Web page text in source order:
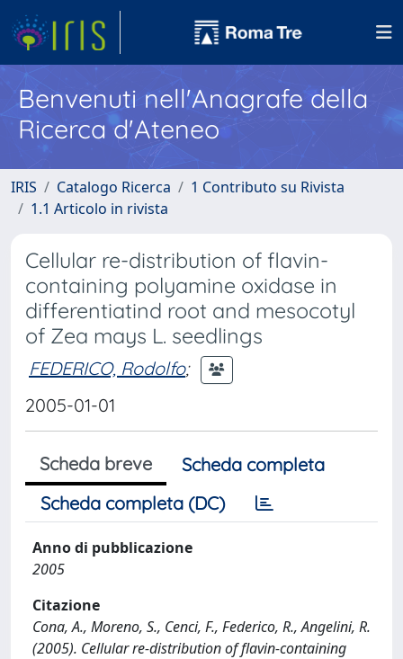
Benvenuti nell'Anagrafe della
Ricerca d'Ateneo
IRIS Catalogo Ricerca
1 Contributo su Rivista
1.1 Articolo in rivista
Cellular re-distribution of flavin-
containing polyamine oxidase in
differentiatind root and mesocotyl
of Zea mays L. seedlings
FEDERICO, Rodolfo;
2005-01-01
Scheda breve
Scheda completa
Scheda completa (DC)
Anno di pubblicazione
2005
Citazione
Cona, A., Moreno, S., Cenci, F., Federico, R., Angelini, R.
(2005). Cellular re-distribution of flavin-containing